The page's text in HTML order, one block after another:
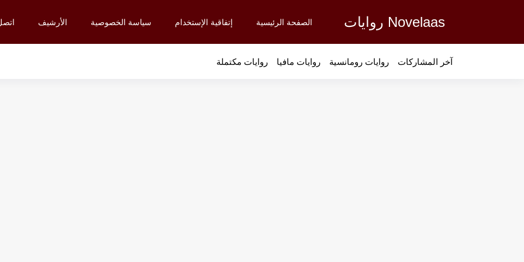
Novelaas روايات الصفحة الرئيسية إتفاقية الإستخدام سياسة الخصوصية الأرشيف
آخر المشاركات روايات رومانسية روايات مافيا روايات مكتملة